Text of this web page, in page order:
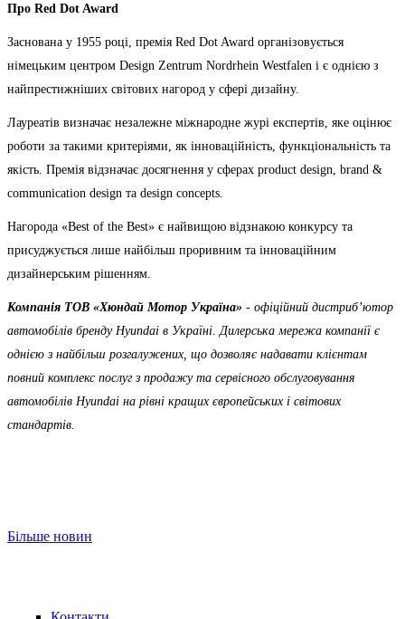
Про Red Dot Award
Заснована у 1955 році, премія Red Dot Award організовується
німецьким центром Design Zentrum Nordrhein Westfalen і є однією з
найпрестижніших світових нагород у сфері дизайну.
Лауреатів визначає незалежне міжнародне журі експертів, яке оцінює
роботи за такими критеріями, як інноваційність, функціональність та
якість. Премія відзначає досягнення у сферах product design, brand &
communication design та design concepts.
Нагорода «Best of the Best» є найвищою відзнакою конкурсу та
присуджується лише найбільш проривним та інноваційним
дизайнерським рішенням.
Компанія ТOВ «Хюндай Мотор Україна» - офіційний дистриб’ютор
автомобілів бренду Hyundai в Україні. Дилерська мережа компанії є
однією з найбільш розгалужених, що дозволяє надавати клієнтам
повний комплекс послуг з продажу та сервісного обслуговування
автомобілів Hyundai на рівні кращих європейських і світових
стандартів.
Більше новин